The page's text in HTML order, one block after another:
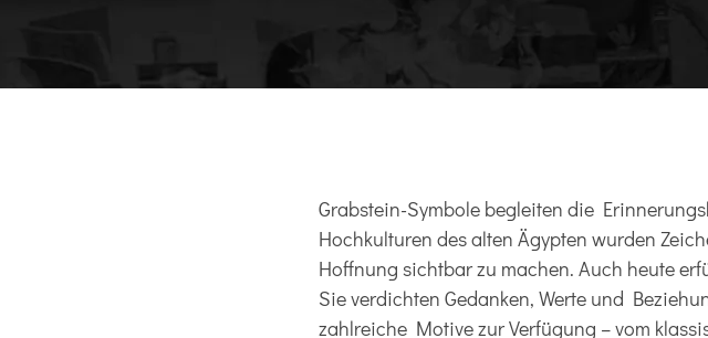
Grabstein-Symbole begleiten die
Hochkulturen des alten Ägypten wurden
Hoffnung sichtbar zu machen. Auch heute
Sie verdichten Gedanken, Werte und
zahlreiche Motive zur Verfügung – vom